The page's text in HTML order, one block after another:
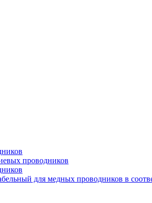
проводников
для медных проводников в